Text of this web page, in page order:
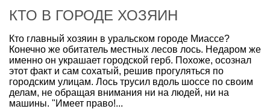
КТО В ГОРОДЕ ХОЗЯИН
Кто главный хозяин в уральском городе Миассе?
Конечно же обитатель местных лесов лось. Недаром же
именно он украшает городской герб. Похоже, осознал
этот факт и сам сохатый, решив прогуляться по
городским улицам. Лось трусил вдоль шоссе по своим
делам, не обращая внимания ни на людей, ни на
машины. "Имеет право!...